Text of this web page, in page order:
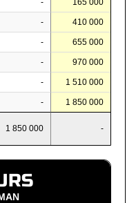
- 165 000
- 410 000
- 655 000
- 970 000
- 1 510 000
- 1 850 000
1 850 000 -